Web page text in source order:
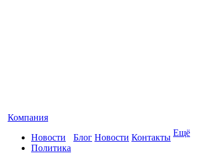
Компания
Новости
Политика
Блог Новости Контакты Ещё